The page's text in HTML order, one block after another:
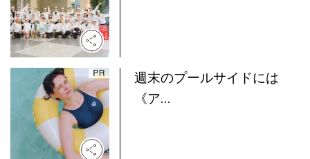
週末のプールサイドには
《ア...